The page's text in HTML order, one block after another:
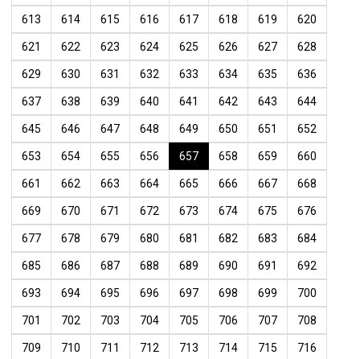
613 614 615 616 617 618 619 620
621 622 623 624 625 626 627 628
629 630 631 632 633 634 635 636
637 638 639 640 641 642 643 644
645 646 647 648 649 650 651 652
653 654 655 656 657 658 659 660
661 662 663 664 665 666 667 668
669 670 671 672 673 674 675 676
677 678 679 680 681 682 683 684
685 686 687 688 689 690 691 692
693 694 695 696 697 698 699 700
701 702 703 704 705 706 707 708
709 710 711 712 713 714 715 716